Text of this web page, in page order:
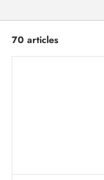
70 articles